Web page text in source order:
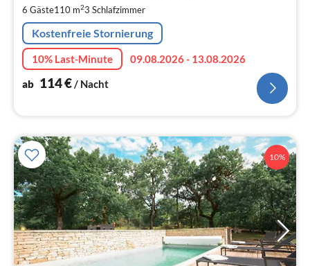
6 Gäste110 m23 Schlafzimmer
Kostenfreie Stornierung
10% Last-Minute
09.08.2026 - 13.08.2026
ab 114€/ Nacht
10%